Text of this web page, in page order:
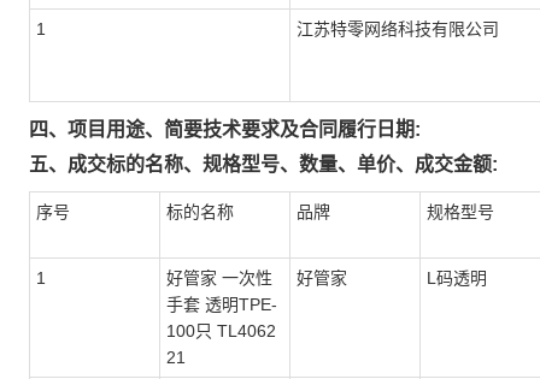
1 江苏特零网络科技有限公司
四、项目用途、简要技术要求及合同履行日期:
五、成交标的名称、规格型号、数量、单价、成交金额:
序号 标的名称 品牌 规格型号
1
好管家 一次性
手套 透明TPE-
100只 TL4062
21
好管家 L码透明